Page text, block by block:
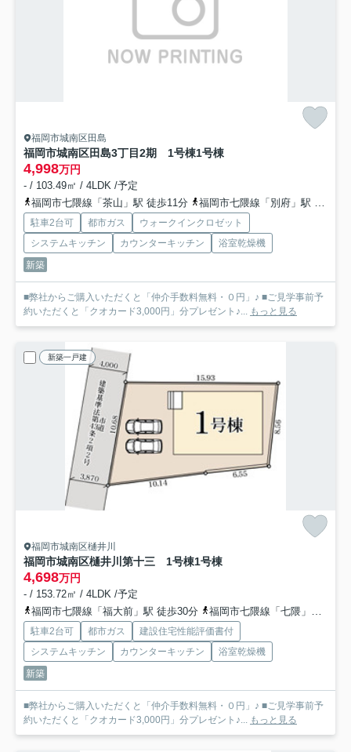
福岡市城南区田島
福岡市城南区田島3丁目2期 1号棟1号棟
4,998万円
- / 103.49㎡ / 4LDK /予定
福岡市七隈線「茶山」駅 徒歩11分
福岡市七隈線「別府」駅 徒歩14分
駐車2台可 都市ガス
ウォークインクロゼット
システムキッチン
カウンターキッチン
浴室乾燥機
新築
■弊社からご購入いただくと「仲介手数料無料・０円」♪ ■ご見学事前予
約いただくと「クオカード3,000円」分プレゼント♪... もっと見る
新築一戸建
福岡市城南区樋井川
福岡市城南区樋井川第十三 1号棟1号棟
4,698万円
- / 153.72㎡ / 4LDK /予定
福岡市七隈線「福大前」駅 徒歩30分
福岡市七隈線「七隈」駅 徒歩37分
駐車2台可 都市ガス
建設住宅性能評価書付
システムキッチン
カウンターキッチン
浴室乾燥機
新築
■弊社からご購入いただくと「仲介手数料無料・０円」♪ ■ご見学事前予
約いただくと「クオカード3,000円」分プレゼント♪... もっと見る